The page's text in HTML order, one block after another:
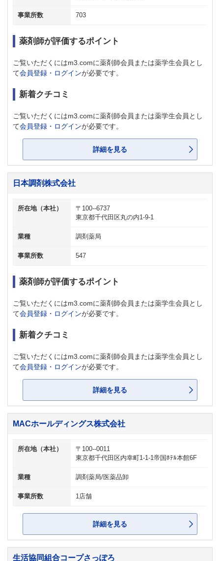
事業所数 703
薬剤師が評価するポイント
ご覧いただくにはm3.comに薬剤師会員または薬学生会員とし
て会員登録・ログインが必要です。
新着クチコミ
ご覧いただくにはm3.comに薬剤師会員または薬学生会員とし
て会員登録・ログインが必要です。
詳細を見る
日本調剤株式会社
所在地（本社）
〒100--6737
東京都千代田区丸の内1-9-1
業種 調剤薬局
事業所数 547
薬剤師が評価するポイント
ご覧いただくにはm3.comに薬剤師会員または薬学生会員とし
て会員登録・ログインが必要です。
新着クチコミ
ご覧いただくにはm3.comに薬剤師会員または薬学生会員とし
て会員登録・ログインが必要です。
詳細を見る
MACホールディングス株式会社
所在地（本社）
〒100--0011
東京都千代田区内幸町1-1-1帝国ﾎﾃﾙ本館6F
業種 調剤薬局/医薬品卸
事業所数 1店舗
詳細を見る
生活協同組合コープさっぽろ